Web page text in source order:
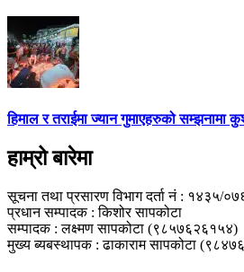
हिमाल र तराईमा ज्यान गुमाएहरुको सम्झनामा
हाम्रो बारेमा
सूचना तथा प्रसारण विभाग दर्ता नं : १४३५/
प्रधान सम्पादक : किशोर सापकोटा
सम्पादक : लक्ष्मण सापकोटा (९८५७६२६१५४)
मुख्य ब्यबस्थापक : ढाकाराम सापकोटा